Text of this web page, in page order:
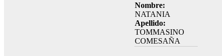
Nombre:
NATANIA
Apellido:
TOMMASINO
COMESAÑA